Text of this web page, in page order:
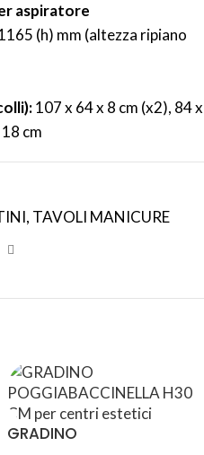
aspiratore
(h) mm (altezza ripiano
107 x 64 x 8 cm (x2), 84 x
cm
, TAVOLI MANICURE
GRADINO